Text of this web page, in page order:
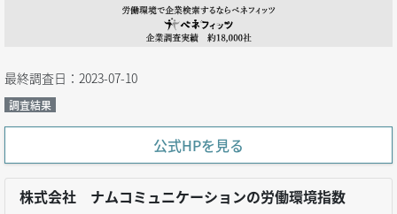
最終調査日：2023-07-10
調査結果
公式HPを見る
株式会社 ナムコミュニケーションの労働環境指数